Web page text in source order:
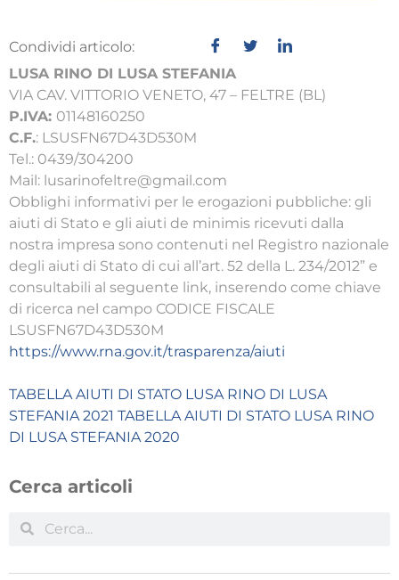
Condividi articolo:
LUSA RINO DI LUSA STEFANIA
VIA CAV. VITTORIO VENETO, 47 – FELTRE (BL)
P.IVA: 01148160250
C.F.: LSUSFN67D43D530M
Tel.: 0439/304200
Mail: lusarinofeltre@gmail.com
Obblighi informativi per le erogazioni pubbliche: gli
aiuti di Stato e gli aiuti de minimis ricevuti dalla
nostra impresa sono contenuti nel Registro nazionale
degli aiuti di Stato di cui all’art. 52 della L. 234/2012” e
consultabili al seguente link, inserendo come chiave
di ricerca nel campo CODICE FISCALE
LSUSFN67D43D530M
https://www.rna.gov.it/trasparenza/aiuti
TABELLA AIUTI DI STATO LUSA RINO DI LUSA
STEFANIA 2021 TABELLA AIUTI DI STATO LUSA RINO
DI LUSA STEFANIA 2020
Cerca articoli